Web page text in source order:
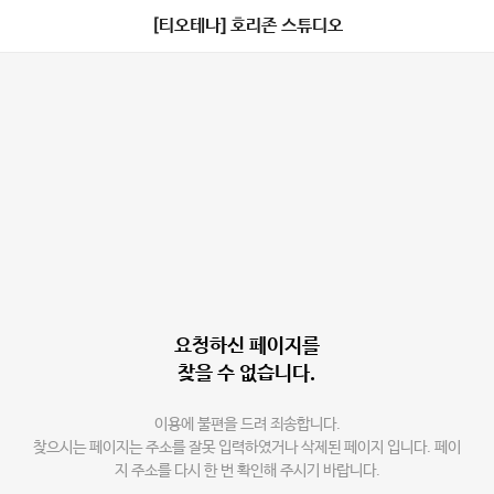
[티오테나] 호리존 스튜디오
요청하신 페이지를
찾을 수 없습니다.
이용에 불편을 드려 죄송합니다.
찾으시는 페이지는 주소를 잘못 입력하였거나 삭제된 페이지 입니다. 페이
지 주소를 다시 한 번 확인해 주시기 바랍니다.